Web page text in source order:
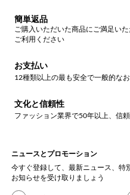
簡単返品
ご購入いただいた商品にご満足い
ご利用ください
お支払い
12種類以上の最も安全で一般的な
文化と信頼性
ファッション業界で50年以上、信
ニュースとプロモーション
今すぐ登録して、最新ニュース、特
お知らせを受け取りましょう